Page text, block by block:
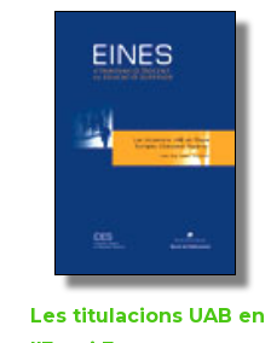
Les titulacions UAB en